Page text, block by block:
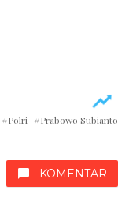
Polri Prabowo Subianto
KOMENTAR